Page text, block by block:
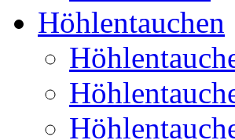
Höhlentauchen